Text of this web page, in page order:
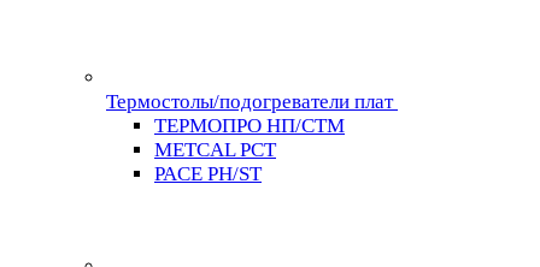
Термостолы/подогреватели плат
ТЕРМОПРО НП/СТМ
METCAL PCT
PACE PH/ST